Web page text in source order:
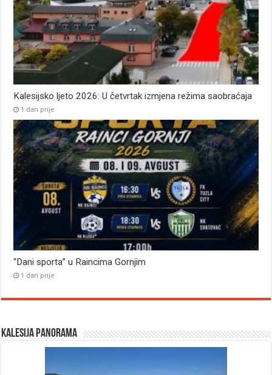
Kalesijsko ljeto 2026: U četvrtak izmjena režima saobraćaja
1 dan prije
“Dani sporta” u Raincima Gornjim
1 dan prije
Kalesija panorama